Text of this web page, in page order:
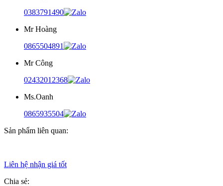
0383791490
Mr Hoàng
0865504891
Mr Công
02432012368
Ms.Oanh
0865935504
Sản phẩm liên quan:
Liên hệ nhận giá tốt
Chia sẻ: